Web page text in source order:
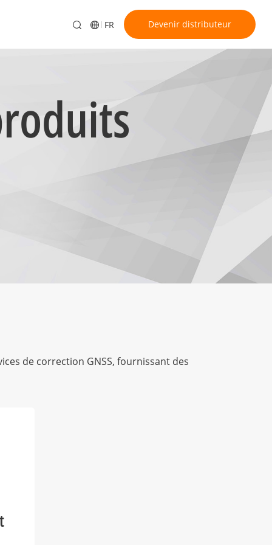
FR Devenir distributeur
de correction GNSS, fournissant des